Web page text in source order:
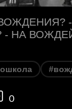
-
- НА
0